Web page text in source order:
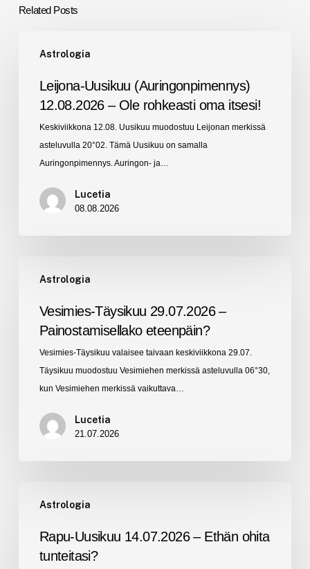
Related Posts
Astrologia
Uusikuu
12.08.2026
rohkeasti
Leijona-Uusikuu (Auringonpimennys)
12.08.2026 – Ole rohkeasti oma itsesi!
Keskiviikkona 12.08. Uusikuu muodostuu Leijonan merkissä
asteluvulla 20°02. Tämä Uusikuu on samalla
Auringonpimennys. Auringon- ja…
Lucetia
08.08.2026
Astrologia
Täysikuu
Painostamisellako
eteenpäin?
Vesimies-Täysikuu 29.07.2026 –
Painostamisellako eteenpäin?
Vesimies-Täysikuu valaisee taivaan keskiviikkona 29.07.
Täysikuu muodostuu Vesimiehen merkissä asteluvulla 06°30,
kun Vesimiehen merkissä vaikuttava…
Lucetia
21.07.2026
Astrologia
Uusikuu
Ethän
Rapu-Uusikuu 14.07.2026 – Ethän ohita
tunteitasi?